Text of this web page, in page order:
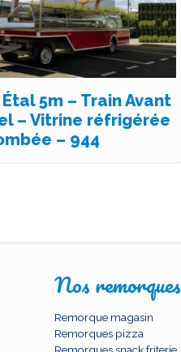
5m – Train Avant
– Vitrine réfrigérée
– 944
Nos remorques
Remorque magasin
Remorques pizza
Remorques snack friterie